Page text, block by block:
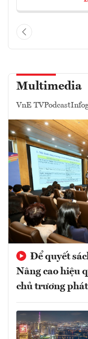
Multimedia
VnE TVPodcast
Để quyết
Nâng cao hiệu
chủ trương